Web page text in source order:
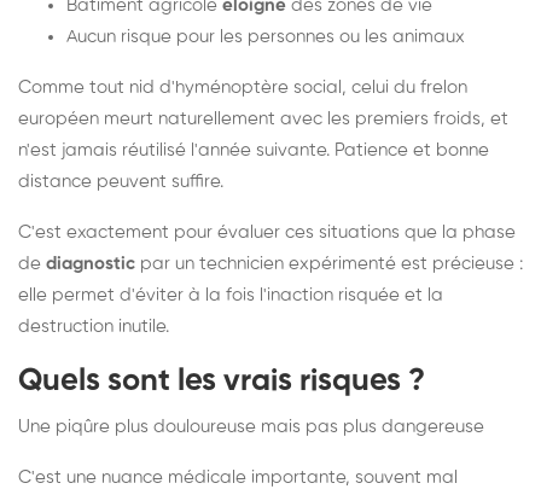
Bâtiment agricole éloigné des zones de vie
Aucun risque pour les personnes ou les animaux
Comme tout nid d'hyménoptère social, celui du frelon
européen meurt naturellement avec les premiers froids, et
n'est jamais réutilisé l'année suivante. Patience et bonne
distance peuvent suffire.
C'est exactement pour évaluer ces situations que la phase
de diagnostic par un technicien expérimenté est précieuse :
elle permet d'éviter à la fois l'inaction risquée et la
destruction inutile.
Quels sont les vrais risques ?
Une piqûre plus douloureuse mais pas plus dangereuse
C'est une nuance médicale importante, souvent mal